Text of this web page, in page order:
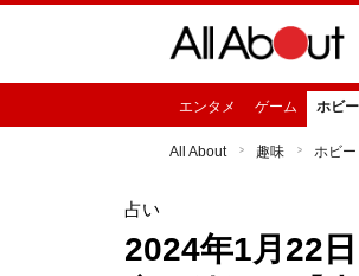
エンタメ ゲーム ホビ
All About 趣味 ホビ
占い
2024年1月22